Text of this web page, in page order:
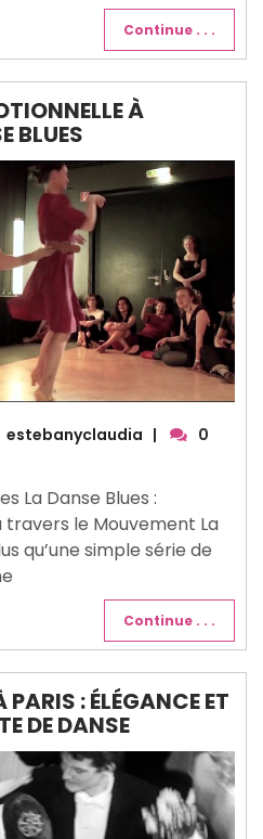
Continue . . .
À
BLUES
estebanyclaudia |
0
La Danse Blues :
travers le Mouvement La
qu’une simple série de
Continue . . .
: ÉLÉGANCE ET
DE DANSE